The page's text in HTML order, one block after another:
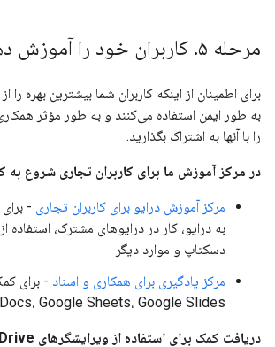
مرحله ۵ . کاربران خود را آموزش
به طور ایمن استفاده می‌کنند و به طور مؤثر
را با آنها به اشتراک بگذارید.
در مرکز آموزش ما برای کاربران تجاری شروع به
مرکز آموزش درایو برای کاربران تجاری -
به درایو، کار در درایوهای مشترک، استفاده
دسکتاپ و موارد دیگر
مرکز یادگیری برای همکاری و اسناد
Docs، Google Sheets، Google Slides و موارد دیگر
دریافت کمک برای استفاده از ویرایشگرهای Drive و Docs